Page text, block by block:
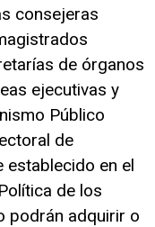
consejeras
de órganos
ejecutivas y
Público
de
establecido en el
de los
podrán adquirir o